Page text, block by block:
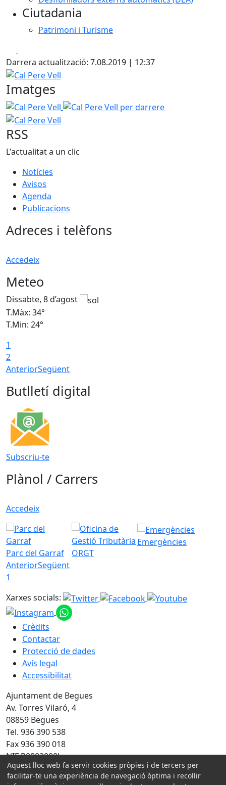
Ciutadania
Patrimoni i Turisme
Darrera actualització: 7.08.2019 | 12:37
Cal Pere Vell
Imatges
Cal Pere Vell Cal Pere Vell per darrere Cal Pere Vell
RSS
L'actualitat a un clic
Notícies
Avisos
Agenda
Publicacions
Adreces i telèfons
Accedeix
Meteo
Dissabte, 8 d’agost
T.Màx: 34°
T.Min: 24°
1
2
AnteriorSegüent
Butlletí digital
Subscriu-te
Plànol / Carrers
Accedeix
Parc del Garraf ORGT
Emergències
AnteriorSegüent
1
Xarxes socials:
Crèdits
Contactar
Protecció de dades
Avís legal
Accessibilitat
Ajuntament de Begues
Av. Torres Vilaró, 4
08859 Begues
Tel. 936 390 538
Fax 936 390 018
NIF P0802000J
Amb la col·laboració de:
Aquest lloc web fa servir cookies pròpies i de tercers per
facilitar-te una experiència de navegació òptima i recollir